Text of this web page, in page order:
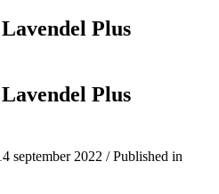
Plus
Plus
september 2022 /Published in